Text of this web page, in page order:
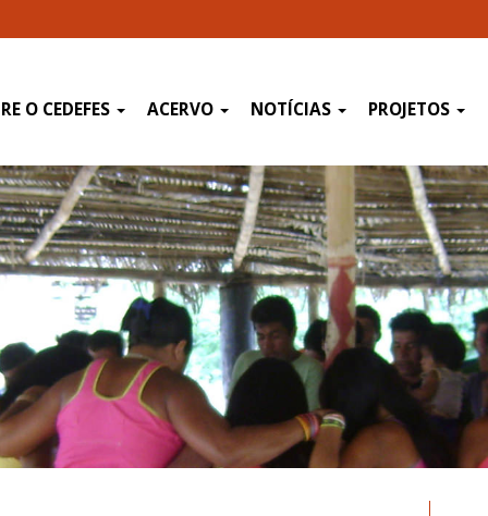
O CEDEFES ACERVO NOTÍCIAS PROJETOS